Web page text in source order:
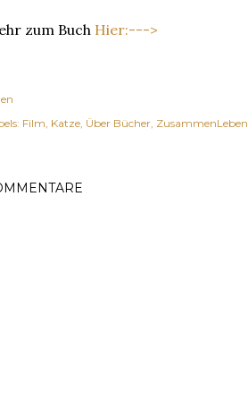
zum Buch Hier:--->
Film Katze Über Bücher ZusammenLeben